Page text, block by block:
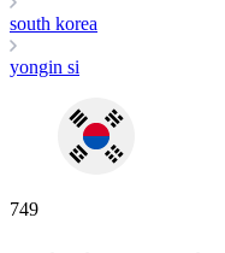
south korea
yongin si
749